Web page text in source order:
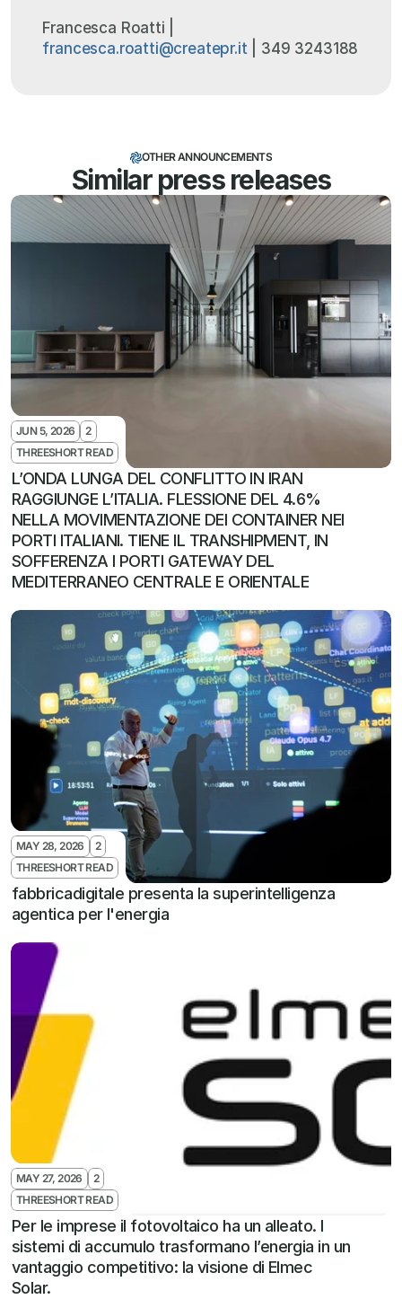
francesca.roatti@createpr.it | 349 3243188
OTHER ANNOUNCEMENTS
Similar press releases
JUN 5, 2026
2
THREESHORT READ
L’ONDA LUNGA DEL CONFLITTO IN IRAN
RAGGIUNGE L’ITALIA. FLESSIONE DEL 4.6%
NELLA MOVIMENTAZIONE DEI CONTAINER NEI
PORTI ITALIANI. TIENE IL TRANSHIPMENT, IN
SOFFERENZA I PORTI GATEWAY DEL
MEDITERRANEO CENTRALE E ORIENTALE
MAY 28, 2026
2
THREESHORT READ
fabbricadigitale presenta la superintelligenza
agentica per l'energia
MAY 27, 2026
2
THREESHORT READ
Per le imprese il fotovoltaico ha un alleato. I
sistemi di accumulo trasformano l’energia in un
vantaggio competitivo: la visione di Elmec
Solar.